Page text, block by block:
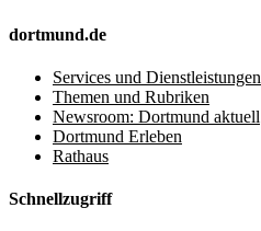
dortmund.de
Services und Dienstleistungen
Themen und Rubriken
Newsroom: Dortmund aktuell
Dortmund Erleben
Rathaus
Schnellzugriff